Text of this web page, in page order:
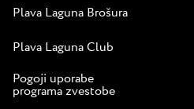
Plava Laguna Brošura
Plava Laguna Club
Pogoji uporabe
programa zvestobe